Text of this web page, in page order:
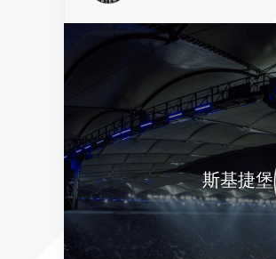
斯基捷堡